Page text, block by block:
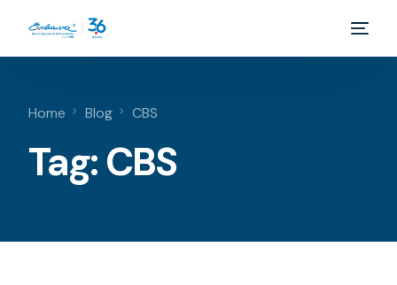
Home Blog CBS
Tag:CBS